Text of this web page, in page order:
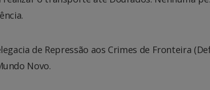
de Repressão aos Crimes de Fronteira
Novo.